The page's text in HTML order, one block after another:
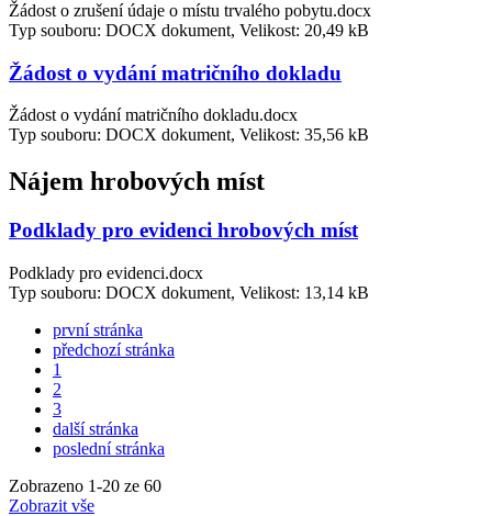
Žádost o zrušení údaje o místu trvalého pobytu.docx
Typ souboru: DOCX dokument, Velikost: 20,49 kB
Žádost o vydání matričního dokladu
Žádost o vydání matričního dokladu.docx
Typ souboru: DOCX dokument, Velikost: 35,56 kB
Nájem hrobových míst
Podklady pro evidenci hrobových míst
Podklady pro evidenci.docx
Typ souboru: DOCX dokument, Velikost: 13,14 kB
první stránka
předchozí stránka
1
2
3
další stránka
poslední stránka
Zobrazeno 1-20 ze 60
Zobrazit vše